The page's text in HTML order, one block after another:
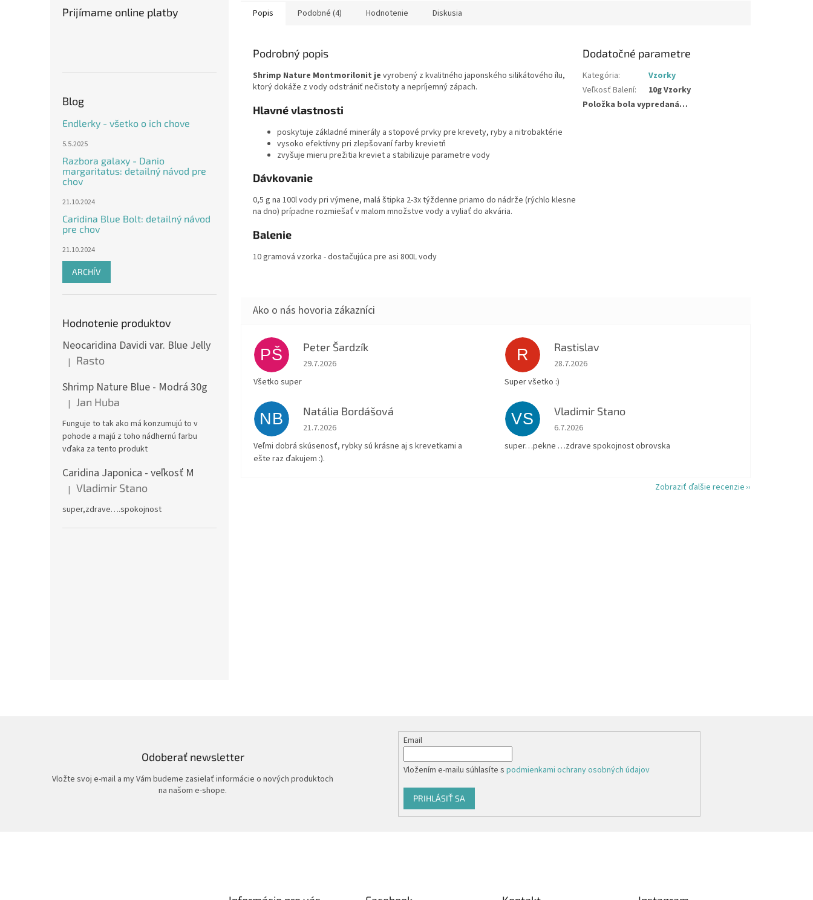
Prijímame online platby
Blog
Endlerky - všetko o ich chove
5.5.2025
Razbora galaxy - Danio
margaritatus: detailný návod pre
chov
21.10.2024
Caridina Blue Bolt: detailný návod
pre chov
21.10.2024
ARCHÍV
Hodnotenie produktov
Neocaridina Davidi var. Blue Jelly
Hodnotenie produktu je 5 z 5 hviezdičiek.
| Rasto
Shrimp Nature Blue - Modrá 30g
Hodnotenie produktu je 5 z 5 hviezdičiek.
| Jan Huba
Funguje to tak ako má konzumujú to v
pohode a majú z toho nádhernú farbu
vďaka za tento produkt
Caridina Japonica - veľkosť M
Hodnotenie produktu je 5 z 5 hviezdičiek.
| Vladimir Stano
super,zdrave….spokojnost
hviezdičiek.
Popis Podobné (4) Hodnotenie Diskusia
Podrobný popis
Shrimp Nature Montmorilonit je vyrobený z kvalitného japonského silikátového ílu,
ktorý dokáže z vody odstrániť nečistoty a nepríjemný zápach.
Hlavné vlastnosti
poskytuje základné minerály a stopové prvky pre krevety, ryby a nitrobaktérie
vysoko efektívny pri zlepšovaní farby krevietň
zvyšuje mieru prežitia kreviet a stabilizuje parametre vody
Dávkovanie
0,5 g na 100l vody pri výmene, malá štipka 2-3x týždenne priamo do nádrže (rýchlo klesne
na dno) prípadne rozmiešať v malom množstve vody a vyliať do akvária.
Balenie
10 gramová vzorka - dostačujúca pre asi 800L vody
Dodatočné parametre
Kategória:
Vzorky
Veľkosť Balení:
10g Vzorky
Položka bola vypredaná…
PŠ Peter Šardzík
Hodnotenie obchodu je 5 z 5 hviezdičiek.
29.7.2026
Všetko super
R Rastislav
Hodnotenie obchodu je 5 z 5 hviezdičiek.
28.7.2026
Super všetko :)
NB Natália Bordášová
Hodnotenie obchodu je 5 z 5 hviezdičiek.
21.7.2026
Veľmi dobrá skúsenosť, rybky sú krásne aj s krevetkami a
ešte raz ďakujem :).
VS Vladimir Stano
Hodnotenie obchodu je 5 z 5 hviezdičiek.
6.7.2026
super…pekne …zdrave spokojnost obrovska
Zobraziť ďalšie recenzie
Odoberať newsletter
Vložte svoj e-mail a my Vám budeme zasielať informácie o nových produktoch
na našom e-shope.
Email
Vložením e-mailu súhlasíte spodmienkami ochrany osobných údajov
PRIHLÁSIŤ SA